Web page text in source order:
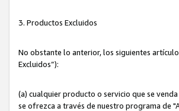
3. Productos Excluidos
No obstante lo anterior, los siguientes
Excluidos”):
(a) cualquier producto o servicio que se
se ofrezca a través de nuestro programa de